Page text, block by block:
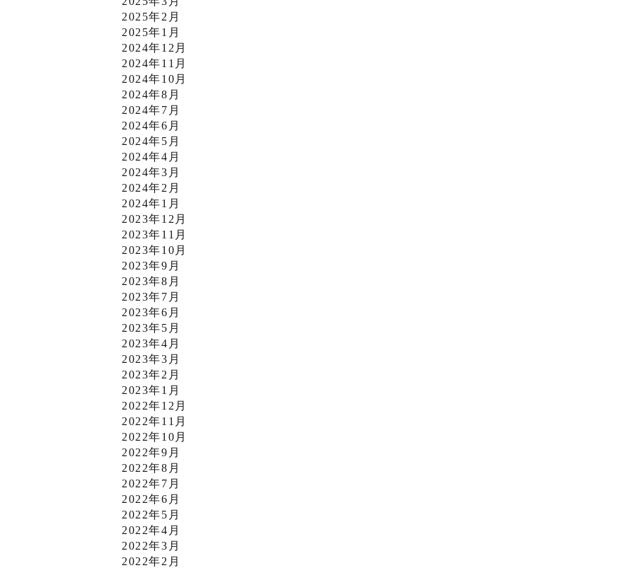
2025年2月
2025年1月
2024年12月
2024年11月
2024年10月
2024年8月
2024年7月
2024年6月
2024年5月
2024年4月
2024年3月
2024年2月
2024年1月
2023年12月
2023年11月
2023年10月
2023年9月
2023年8月
2023年7月
2023年6月
2023年5月
2023年4月
2023年3月
2023年2月
2023年1月
2022年12月
2022年11月
2022年10月
2022年9月
2022年8月
2022年7月
2022年6月
2022年5月
2022年4月
2022年3月
2022年2月